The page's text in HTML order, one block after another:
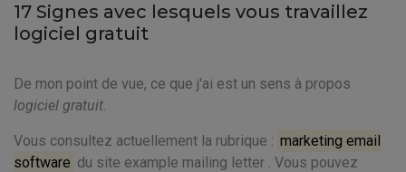
17 Signes avec lesquels vous travaillez
logiciel gratuit
De mon point de vue, ce que j'ai est un sens à propos
logiciel gratuit.
Vous consultez actuellement la rubrique : marketing email
software du site example mailing letter . Vous pouvez